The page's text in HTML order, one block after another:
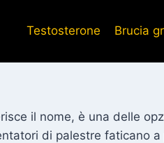
Testosterone Brucia
il nome, è una delle
di palestre faticano a